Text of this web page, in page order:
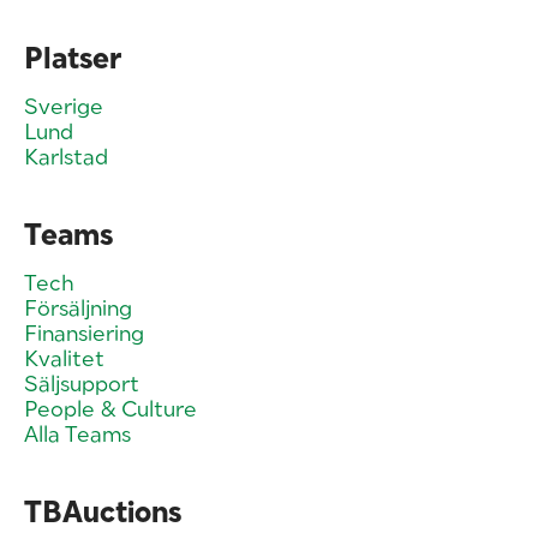
Platser
Sverige
Lund
Karlstad
Teams
Tech
Försäljning
Finansiering
Kvalitet
Säljsupport
People & Culture
Alla Teams
TBAuctions